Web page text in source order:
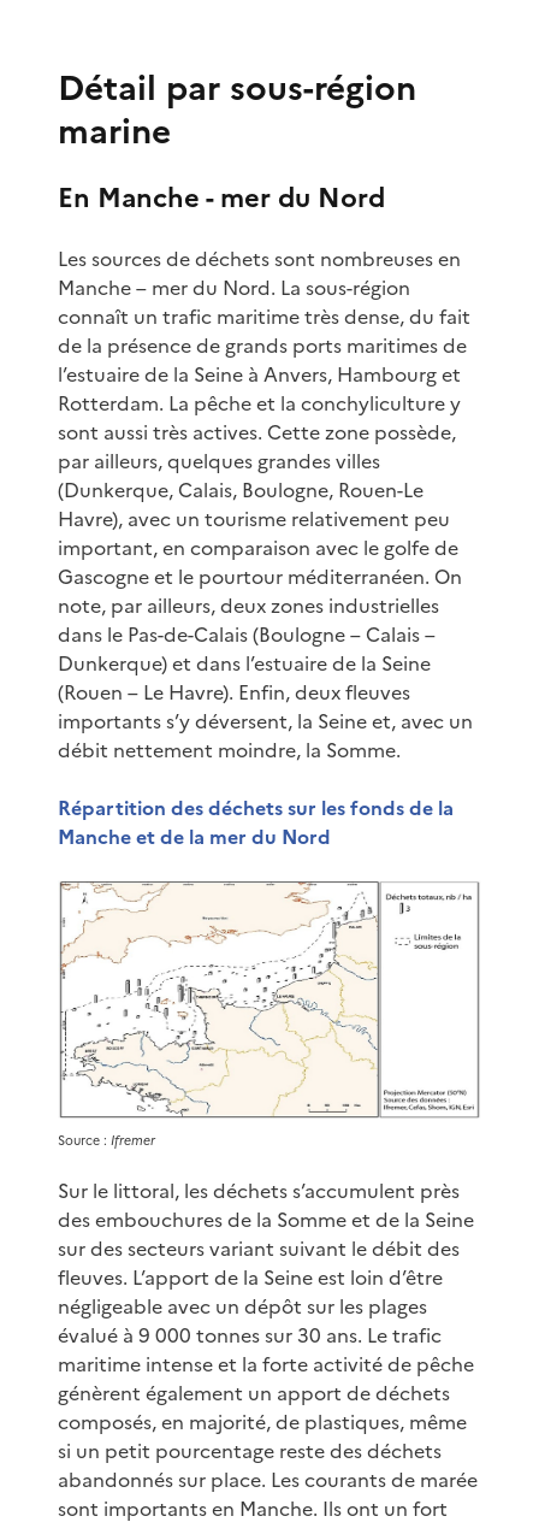
Détail par sous-région
marine
En Manche - mer du Nord
Les sources de déchets sont nombreuses en
Manche – mer du Nord. La sous-région
connaît un trafic maritime très dense, du fait
de la présence de grands ports maritimes de
l’estuaire de la Seine à Anvers, Hambourg et
Rotterdam. La pêche et la conchyliculture y
sont aussi très actives. Cette zone possède,
par ailleurs, quelques grandes villes
(Dunkerque, Calais, Boulogne, Rouen-Le
Havre), avec un tourisme relativement peu
important, en comparaison avec le golfe de
Gascogne et le pourtour méditerranéen. On
note, par ailleurs, deux zones industrielles
dans le Pas-de-Calais (Boulogne – Calais –
Dunkerque) et dans l’estuaire de la Seine
(Rouen – Le Havre). Enfin, deux fleuves
importants s’y déversent, la Seine et, avec un
débit nettement moindre, la Somme.
Répartition des déchets sur les fonds de la
Manche et de la mer du Nord
Source : Ifremer
Sur le littoral, les déchets s’accumulent près
des embouchures de la Somme et de la Seine
sur des secteurs variant suivant le débit des
fleuves. L’apport de la Seine est loin d’être
négligeable avec un dépôt sur les plages
évalué à 9 000 tonnes sur 30 ans. Le trafic
maritime intense et la forte activité de pêche
génèrent également un apport de déchets
composés, en majorité, de plastiques, même
si un petit pourcentage reste des déchets
abandonnés sur place. Les courants de marée
sont importants en Manche. Ils ont un fort